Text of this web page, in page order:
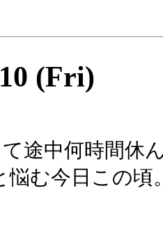
(Fri)
途中何時間休
悩む今日この頃